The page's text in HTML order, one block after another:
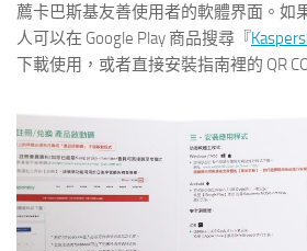
薦卡巴斯基友善使用者的軟體界面。如
人可以在 Google Play 商品搜尋『
下載使用，或者直接安裝指南裡的 QR